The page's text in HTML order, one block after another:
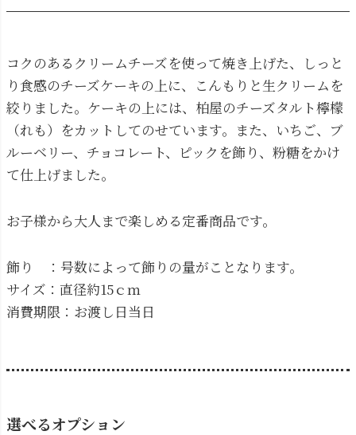
コクのあるクリームチーズを使って焼き上げた、しっと
り食感のチーズケーキの上に、こんもりと生クリームを
絞りました。ケーキの上には、柏屋のチーズタルト檸檬
（れも）をカットしてのせています。また、いちご、ブ
ルーベリー、チョコレート、ピックを飾り、粉糖をかけ
て仕上げました。
お子様から大人まで楽しめる定番商品です。
飾り ：号数によって飾りの量がことなります。
サイズ：直径約15ｃｍ
消費期限：お渡し日当日
選べるオプション